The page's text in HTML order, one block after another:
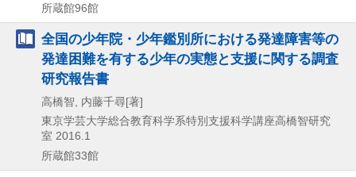
所蔵館96館
全国の少年院・少年鑑別所における発達障害等の
発達困難を有する少年の実態と支援に関する調査
研究報告書
高橋智, 内藤千尋[著]
東京学芸大学総合教育科学系特別支援科学講座高橋智研究
室 2016.1
所蔵館33館